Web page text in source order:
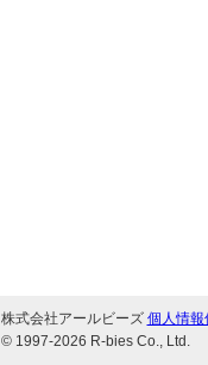
式会社アールビーズ 個人情報
© 1997-2026 R-bies Co., Ltd.